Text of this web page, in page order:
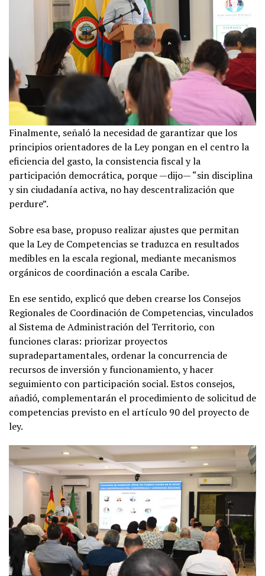
Finalmente, señaló la necesidad de garantizar que los
principios orientadores de la Ley pongan en el centro la
eficiencia del gasto, la consistencia fiscal y la
participación democrática, porque —dijo— “sin disciplina
y sin ciudadanía activa, no hay descentralización que
perdure”.
Sobre esa base, propuso realizar ajustes que permitan
que la Ley de Competencias se traduzca en resultados
medibles en la escala regional, mediante mecanismos
orgánicos de coordinación a escala Caribe.
En ese sentido, explicó que deben crearse los Consejos
Regionales de Coordinación de Competencias, vinculados
al Sistema de Administración del Territorio, con
funciones claras: priorizar proyectos
supradepartamentales, ordenar la concurrencia de
recursos de inversión y funcionamiento, y hacer
seguimiento con participación social. Estos consejos,
añadió, complementarán el procedimiento de solicitud de
competencias previsto en el artículo 90 del proyecto de
ley.